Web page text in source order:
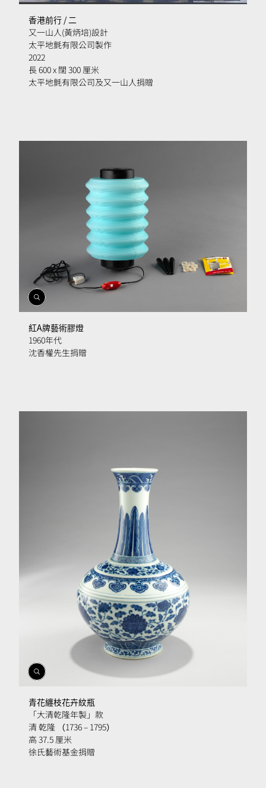
相
簿
香港前行 / 二
又一山人(黃炳培)設計
太平地氈有限公司製作
2022
長 600 x 闊 300 厘米
太平地氈有限公司及又一山人捐贈
開
啟
相
簿
紅A牌藝術膠燈
1960年代
沈香權先生捐贈
開
啟
相
青花纏枝花卉紋瓶
「大清乾隆年製」款
清 乾隆 （1736 – 1795）
高 37.5 厘米
徐氏藝術基金捐贈